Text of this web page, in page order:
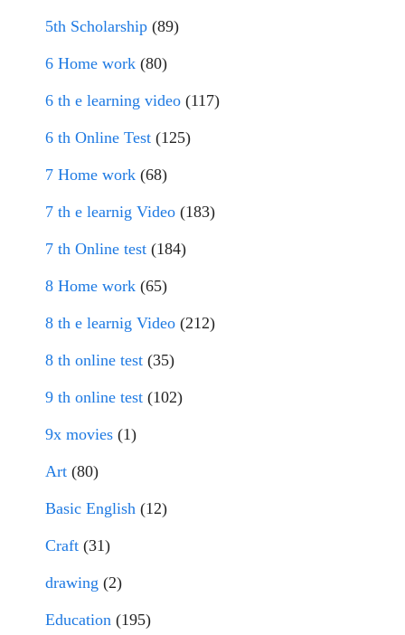
5th Scholarship (89)
6 Home work (80)
6 th e learning video (117)
6 th Online Test (125)
7 Home work (68)
7 th e learnig Video (183)
7 th Online test (184)
8 Home work (65)
8 th e learnig Video (212)
8 th online test (35)
9 th online test (102)
9x movies (1)
Art (80)
Basic English (12)
Craft (31)
drawing (2)
Education (195)